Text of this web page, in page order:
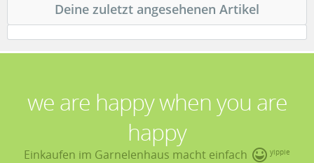
Deine zuletzt angesehenen Artikel
we are happy when you are
happy
Einkaufen im Garnelenhaus macht einfach yippie